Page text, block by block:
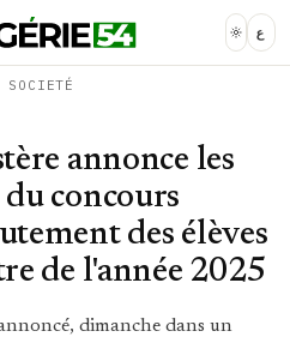
ع
SOCIETÉ
annonce les
concours
des élèves
de l'année 2025
dimanche dans un